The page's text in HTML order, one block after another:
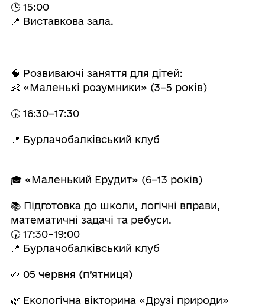
🕒 15:00
📍 Виставкова зала.
🧠 Розвиваючі заняття для дітей:
👶 «Маленькі розумники» (3–5 років)
🕟 16:30–17:30
📍 Бурлачобалківський клуб
🎓 «Маленький Ерудит» (6–13 років)
📚 Підготовка до школи, логічні вправи,
математичні задачі та ребуси.
🕠 17:30–19:00
📍 Бурлачобалківський клуб
🌱 05 червня (п’ятниця)
🌿 Екологічна вікторина «Друзі природи»